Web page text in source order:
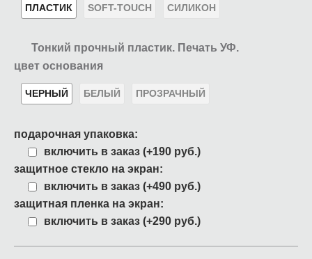
ПЛАСТИК SOFT-TOUCH СИЛИКОН
Тонкий прочный пластик. Печать УФ.
цвет основания
ЧЕРНЫЙ БЕЛЫЙ ПРОЗРАЧНЫЙ
подарочная упаковка:
включить в заказ (+190 руб.)
защитное стекло на экран:
включить в заказ (+490 руб.)
защитная пленка на экран:
включить в заказ (+290 руб.)